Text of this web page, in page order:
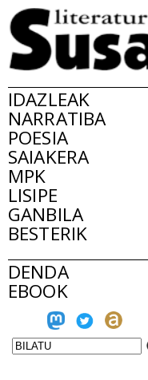
IDAZLEAK
NARRATIBA
POESIA
SAIAKERA
MPK
LISIPE
GANBILA
BESTERIK
DENDA
EBOOK